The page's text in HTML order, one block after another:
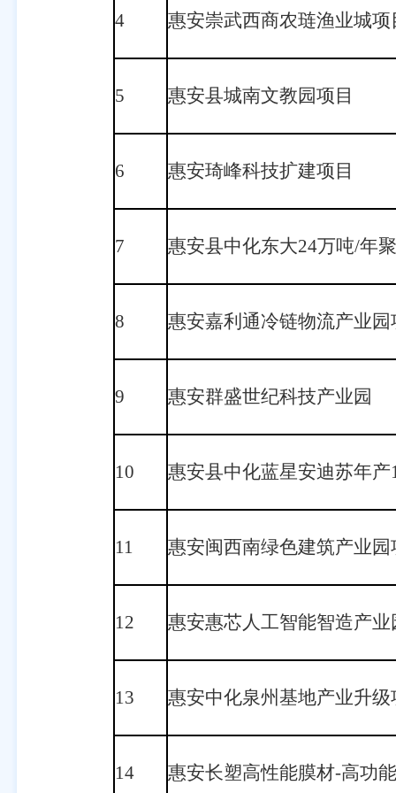
4 惠安崇武西商农琏渔业城项
5 惠安县城南文教园项目
6 惠安琦峰科技扩建项目
7 惠安县中化东大24万吨/年
8 惠安嘉利通冷链物流产业园
9 惠安群盛世纪科技产业园
10 惠安县中化蓝星安迪苏年
11 惠安闽西南绿色建筑产业园
12 惠安惠芯人工智能智造产业
13 惠安中化泉州基地产业升级
14 惠安长塑高性能膜材-高功